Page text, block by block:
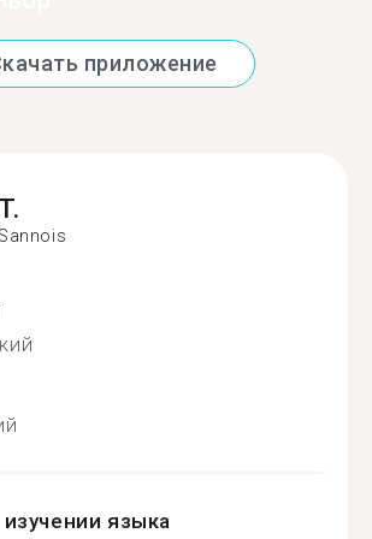
приложение
T.
Sannois
языка